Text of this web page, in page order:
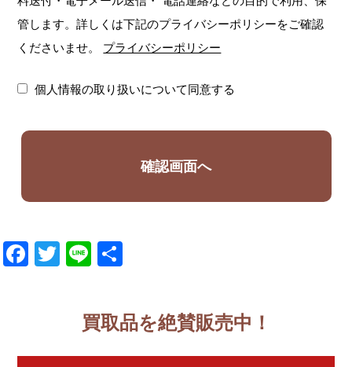
管します。詳しくは下記のプライバシーポリシーをご確認
くださいませ。
プライバシーポリシー
個人情報の取り扱いについて同意する
Facebook
Twitter
Line
買取品を絶賛販売中！